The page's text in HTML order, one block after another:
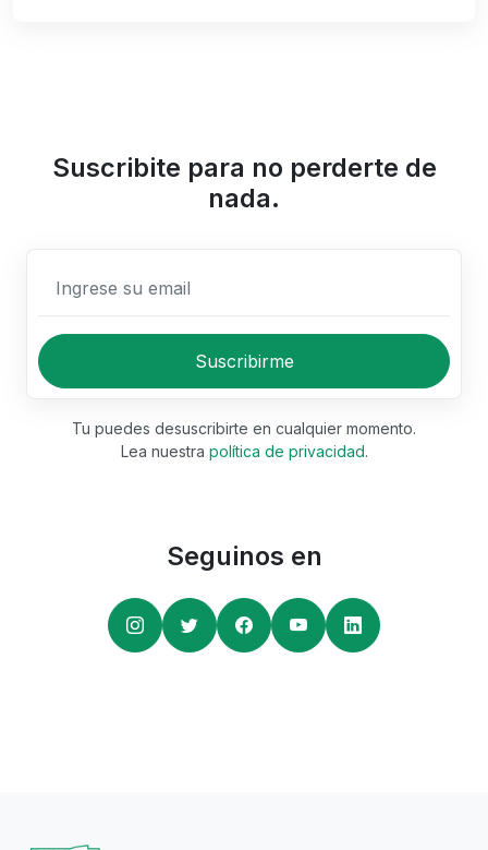
Suscribite para no perderte de
nada.
Suscribirme
Tu puedes desuscribirte en cualquier momento.
Lea nuestra política de privacidad.
Seguinos en